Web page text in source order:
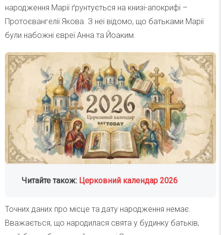
народження Марії ґрунтується на книзі-апокрифі –
Протоєвангелії Якова. З неї відомо, що батьками Марії
були набожні євреї Анна та Йоаким.
Читайте також: Церковний календар 2026
Точних даних про місце та дату народження немає.
Вважається, що народилася свята у будинку батьків,